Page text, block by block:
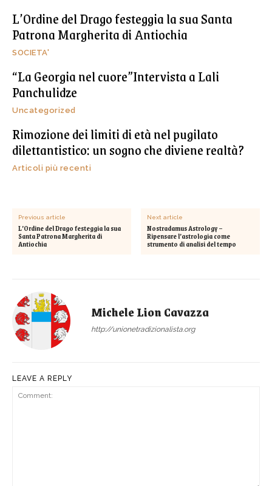
L’Ordine del Drago festeggia la sua Santa
Patrona Margherita di Antiochia
SOCIETA'
“La Georgia nel cuore”Intervista a Lali
Panchulidze
Uncategorized
Rimozione dei limiti di età nel pugilato
dilettantistico: un sogno che diviene realtà?
Articoli più recenti
Previous article
L’Ordine del Drago festeggia la sua
Santa Patrona Margherita di
Antiochia
Next article
Nostradamus Astrology –
Ripensare l’astrologia come
strumento di analisi del tempo
Michele Lion Cavazza
http://unionetradizionalista.org
LEAVE A REPLY